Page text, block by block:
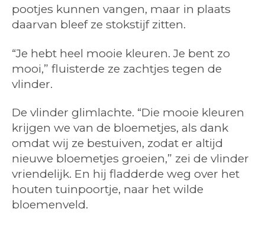
pootjes kunnen vangen, maar in plaats
daarvan bleef ze stokstijf zitten.
“Je hebt heel mooie kleuren. Je bent zo
mooi,” fluisterde ze zachtjes tegen de
vlinder.
De vlinder glimlachte. “Die mooie kleuren
krijgen we van de bloemetjes, als dank
omdat wij ze bestuiven, zodat er altijd
nieuwe bloemetjes groeien,” zei de vlinder
vriendelijk. En hij fladderde weg over het
houten tuinpoortje, naar het wilde
bloemenveld.